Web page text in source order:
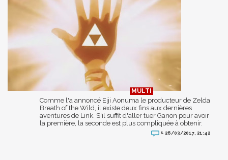
Comme l'a annoncé Eiji Aonuma le producteur de Zelda
Breath of the Wild, il existe deux fins aux dernières
aventures de Link. S'il suffit d'aller tuer Ganon pour avoir
la première, la seconde est plus compliquée à obtenir.
1 26/03/2017, 21:42